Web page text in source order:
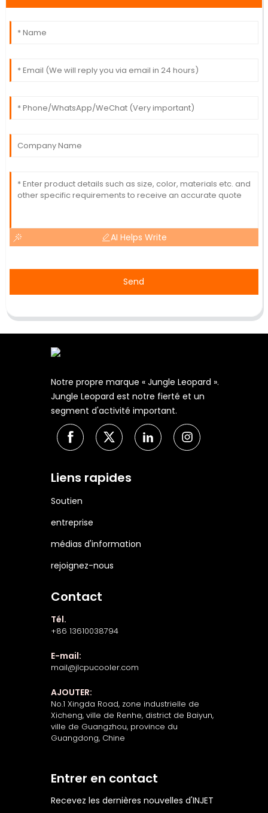
AI Helps Write
Send
Notre propre marque « Jungle Leopard ».
Jungle Leopard est notre fierté et un
segment d'activité important.
Liens rapides
Soutien
entreprise
médias d'information
rejoignez-nous
Contact
Tél.
+86 13610038794
E-mail:
mail@jlcpucooler.com
AJOUTER:
No.1 Xingda Road, zone industrielle de
Xicheng, ville de Renhe, district de Baiyun,
ville de Guangzhou, province du
Guangdong, Chine
Entrer en contact
Recevez les dernières nouvelles d'INJET